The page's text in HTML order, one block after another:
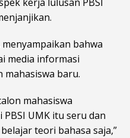
bahwa
media informasi
mahasiswa baru.
mahasiswa
UMK itu seru dan
teori bahasa saja,”